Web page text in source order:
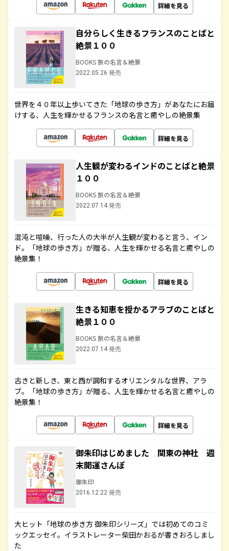
詳細を見る
自分らしく生きるフランスのことばと
絶景１００
BOOKS 旅の名言＆絶景
2022.05.26 発売
世界を４０年以上歩いてきた「地球の歩き方」があなたにお届
けする、人生を輝かせるフランスの名言と癒やしの絶景集
詳細を見る
人生観が変わるインドのことばと絶景
１００
BOOKS 旅の名言＆絶景
2022.07.14 発売
混沌と喧噪、行った人の大半が人生観が変わると言う、イン
ド。「地球の歩き方」が贈る、人生を輝かせる名言と癒やしの
絶景集！
詳細を見る
生きる知恵を授かるアラブのことばと
絶景１００
BOOKS 旅の名言＆絶景
2022.07.14 発売
古きと新しき、東と西が調和するオリエンタルな世界、アラ
ブ。「地球の歩き方」が贈る、人生を輝かせる名言と癒やしの
絶景集！
詳細を見る
御朱印はじめました 関東の神社 週
末開運さんぽ
御朱印
2016.12.22 発売
大ヒット「地球の歩き方 御朱印シリーズ」では初めてのコミ
ックエッセイ。イラストレーター柴田かおるが書きおろしまし
た